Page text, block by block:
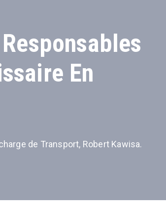
En
de Transport, Robert Kawisa.